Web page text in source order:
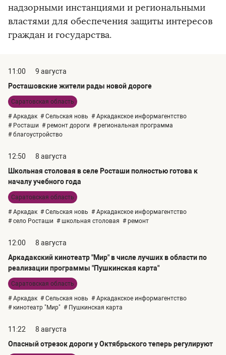
надзорными инстанциями и региональными
властями для обеспечения защиты интересов
граждан и государства.
11:00
9 августа
Росташовские жители рады новой дороге
Саратовская область
# Аркадак # Сельская новь # Аркадакское информагентство
# Росташи # ремонт дороги # региональная программа
# благоустройство
12:50
8 августа
Школьная столовая в селе Росташи полностью готова к
началу учебного года
Саратовская область
# Аркадак # Сельская новь # Аркадакское информагентство
# село Росташи # школьная столовая # ремонт
12:00
8 августа
Аркадакский кинотеатр "Мир" в числе лучших в области по
реализации программы "Пушкинская карта"
Саратовская область
# Аркадак # Сельская новь # Аркадакское информагентство
# кинотеатр "Мир" # Пушкинская карта
11:22
8 августа
Опасный отрезок дороги у Октябрьского теперь регулируют